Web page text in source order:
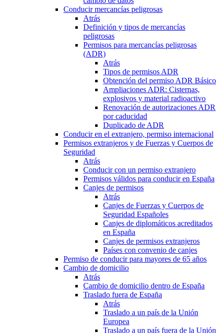
Conducir mercancías peligrosas
Atrás
Definición y tipos de mercancías
peligrosas
Permisos para mercancías peligrosas
(ADR)
Atrás
Tipos de permisos ADR
Obtención del permiso ADR Básico
Ampliaciones ADR: Cisternas,
explosivos y material radioactivo
Renovación de autorizaciones ADR
por caducidad
Duplicado de ADR
Conducir en el extranjero, permiso internacional
Permisos extranjeros y de Fuerzas y Cuerpos de
Seguridad
Atrás
Conducir con un permiso extranjero
Permisos válidos para conducir en España
Canjes de permisos
Atrás
Canjes de Fuerzas y Cuerpos de
Seguridad Españoles
Canjes de diplomáticos acreditados
en España
Canjes de permisos extranjeros
Países con convenio de canjes
Permiso de conducir para mayores de 65 años
Cambio de domicilio
Atrás
Cambio de domicilio dentro de España
Traslado fuera de España
Atrás
Traslado a un país de la Unión
Europea
Traslado a un país fuera de la Unión